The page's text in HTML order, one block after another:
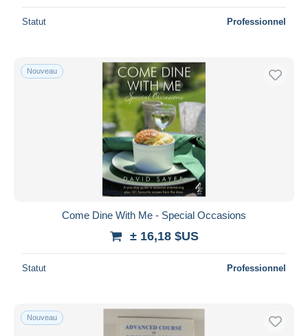
Statut Professionnel
Nouveau
Come Dine With Me - Special Occasions
± 16,18 $US
Statut Professionnel
Nouveau